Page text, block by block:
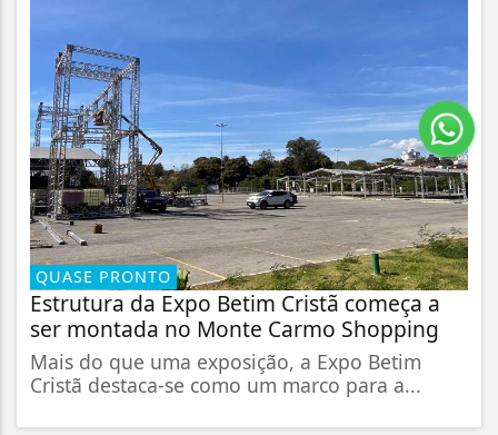
QUASE PRONTO
Estrutura da Expo Betim Cristã começa a
ser montada no Monte Carmo Shopping
Mais do que uma exposição, a Expo Betim
Cristã destaca-se como um marco para a...